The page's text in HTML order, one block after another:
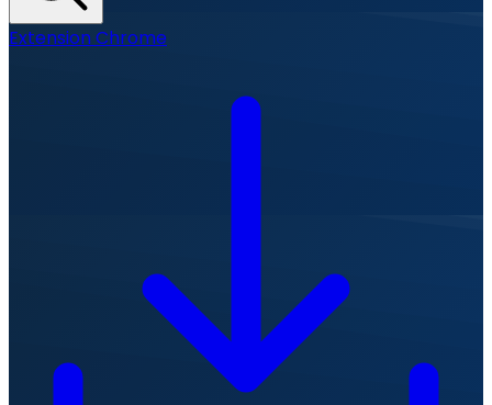
Extension Chrome